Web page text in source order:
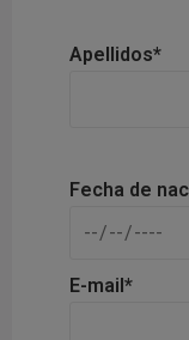
Apellidos*
Fecha de
E-mail*